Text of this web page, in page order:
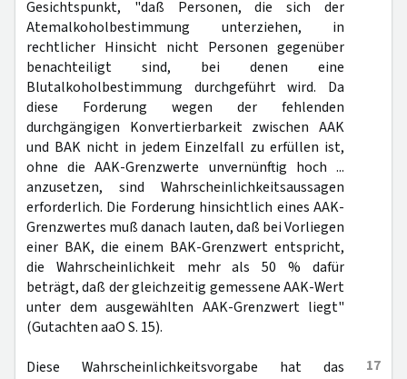
Gesichtspunkt, "daß Personen, die sich der
Atemalkoholbestimmung unterziehen, in
rechtlicher Hinsicht nicht Personen gegenüber
benachteiligt sind, bei denen eine
Blutalkoholbestimmung durchgeführt wird. Da
diese Forderung wegen der fehlenden
durchgängigen Konvertierbarkeit zwischen AAK
und BAK nicht in jedem Einzelfall zu erfüllen ist,
ohne die AAK-Grenzwerte unvernünftig hoch ...
anzusetzen, sind Wahrscheinlichkeitsaussagen
erforderlich. Die Forderung hinsichtlich eines AAK-
Grenzwertes muß danach lauten, daß bei Vorliegen
einer BAK, die einem BAK-Grenzwert entspricht,
die Wahrscheinlichkeit mehr als 50 % dafür
beträgt, daß der gleichzeitig gemessene AAK-Wert
unter dem ausgewählten AAK-Grenzwert liegt"
(Gutachten aaO S. 15).
17
Diese Wahrscheinlichkeitsvorgabe hat das